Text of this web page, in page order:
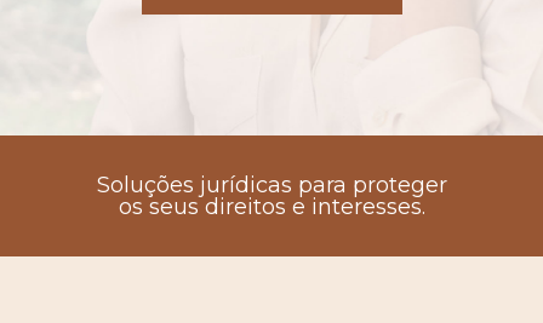
Soluções jurídicas para proteger
os seus direitos e interesses.